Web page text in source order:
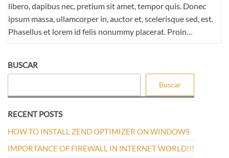
libero, dapibus nec, pretium sit amet, tempor quis. Donec
ipsum massa, ullamcorper in, auctor et, scelerisque sed, est.
Phasellus et lorem id felis nonummy placerat. Proin…
BUSCAR
Buscar
RECENT POSTS
HOW TO INSTALL ZEND OPTIMIZER ON WINDOWS
IMPORTANCE OF FIREWALL IN INTERNET WORLD!!!